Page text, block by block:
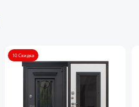
10 Скидка